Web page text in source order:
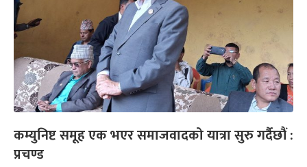
कम्युनिष्ट समूह एक भएर समाजवादको यात्रा सुरु गर्दैछौं :
प्रचण्ड